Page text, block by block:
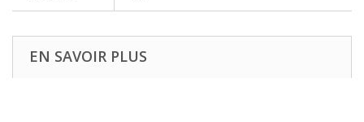
EN SAVOIR PLUS